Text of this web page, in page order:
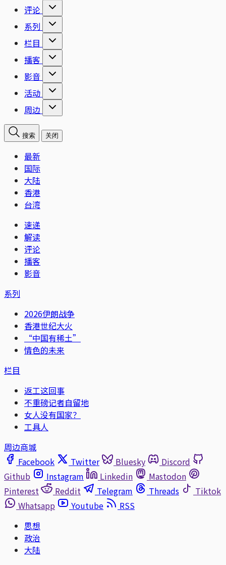
评论
系列
栏目
播客
影音
活动
周边
搜索 关闭
最新
国际
大陆
香港
台湾
速递
解读
评论
播客
影音
系列
2026伊朗战争
香港世纪大火
“中国有稀土”
情色的未来
栏目
返工这回事
不重磅记者自留地
女人没有国家？
工具人
周边商城
Facebook
Twitter Bluesky
Discord
Github
Instagram Linkedin
Mastodon
Pinterest
Reddit Telegram Threads
Tiktok
Whatsapp
Youtube
RSS
思想
政治
大陆